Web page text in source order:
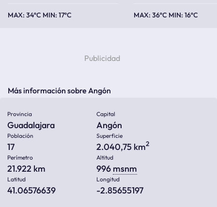
34ºC 17ºC 36ºC 16ºC
Más información sobre Angón
Provincia
Guadalajara
Capital
Angón
Población
17
Superficie
2.040,75 km2
Perímetro
21.922 km
Altitud
996 msnm
Latitud
41.06576639
Longitud
-2.85655197